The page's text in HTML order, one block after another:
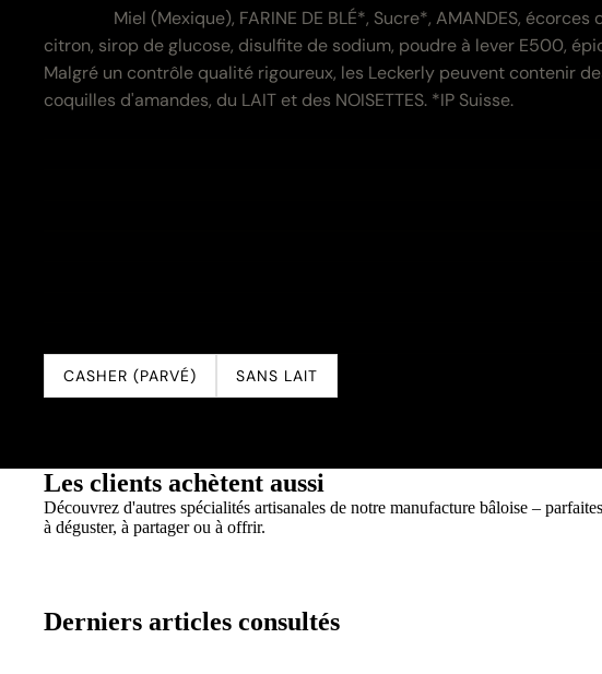
Miel (Mexique), FARINE DE BLÉ*, Sucre*, AMANDES, écorces
citron, sirop de glucose, disulfite de sodium, poudre à lever E500,
Malgré un contrôle qualité rigoureux, les Leckerly peuvent contenir
coquilles d'amandes, du LAIT et des NOISETTES. *IP Suisse.
CASHER (PARVÉ) SANS LAIT
Les clients achètent aussi
Découvrez d'autres spécialités artisanales de notre manufacture bâloise – parfaites
à déguster, à partager ou à offrir.
Derniers articles consultés